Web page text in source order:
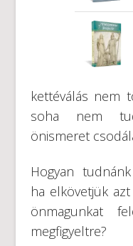
kettéválás nem
soha nem
önismeret
Hogyan
ha elkövetjük
önmagunkat
megfigyeltre?